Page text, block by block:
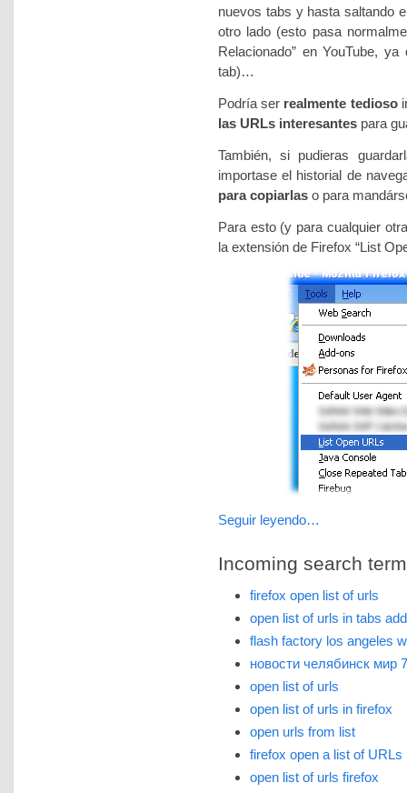
nuevos tabs y hasta saltando
otro lado (esto pasa
Relacionado” en YouTube,
tab)…
Podría ser realmente tedioso
las URLs interesantes para
También, si pudieras
importase el historial de
para copiarlas o para
Para esto (y para cualquier
la extensión de Firefox “List
Seguir leyendo…
Incoming search
firefox open list of urls
open list of urls in tabs
flash factory los angeles
новости челябинск мир
open list of urls
open list of urls in firefox
open urls from list
firefox open a list of URLs
open list of urls firefox